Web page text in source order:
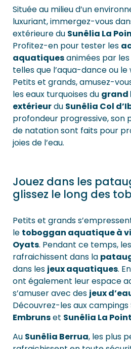
Située au milieu d’un
luxuriant, immergez-vous
extérieure du Sunêlia La
Profitez-en pour tester les
aquatiquesanimées par les
telles que l’aqua-dance ou
Petits et grands, amusez-
les eaux turquoises du grand
extérieurdu Sunêlia Col
profondeur progressive, son
de natation sont faits pour
joies de l’eau.
Jouez dans les
glissez le long des
Petits et grands
le toboggan aquatique à
Oyats. Pendant ce temps,
rafraichissent dans la
dans les jeux aquatiques.
ont également leur espace
s’amuser avec des jeux
Découvrez-les aux campings
Embrunset Sunêlia La
Au Sunêlia Berrua, les plus